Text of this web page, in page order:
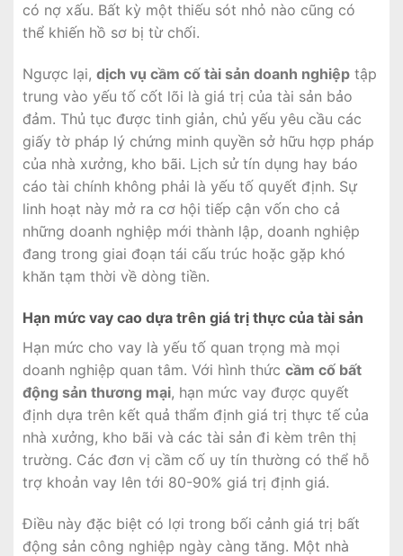
có nợ xấu. Bất kỳ một thiếu sót nhỏ nào cũng có
thể khiến hồ sơ bị từ chối.
Ngược lại, dịch vụ cầm cố tài sản doanh nghiệp tập
trung vào yếu tố cốt lõi là giá trị của tài sản bảo
đảm. Thủ tục được tinh giản, chủ yếu yêu cầu các
giấy tờ pháp lý chứng minh quyền sở hữu hợp pháp
của nhà xưởng, kho bãi. Lịch sử tín dụng hay báo
cáo tài chính không phải là yếu tố quyết định. Sự
linh hoạt này mở ra cơ hội tiếp cận vốn cho cả
những doanh nghiệp mới thành lập, doanh nghiệp
đang trong giai đoạn tái cấu trúc hoặc gặp khó
khăn tạm thời về dòng tiền.
Hạn mức vay cao dựa trên giá trị thực của tài sản
Hạn mức cho vay là yếu tố quan trọng mà mọi
doanh nghiệp quan tâm. Với hình thức cầm cố bất
động sản thương mại, hạn mức vay được quyết
định dựa trên kết quả thẩm định giá trị thực tế của
nhà xưởng, kho bãi và các tài sản đi kèm trên thị
trường. Các đơn vị cầm cố uy tín thường có thể hỗ
trợ khoản vay lên tới 80-90% giá trị định giá.
Điều này đặc biệt có lợi trong bối cảnh giá trị bất
động sản công nghiệp ngày càng tăng. Một nhà